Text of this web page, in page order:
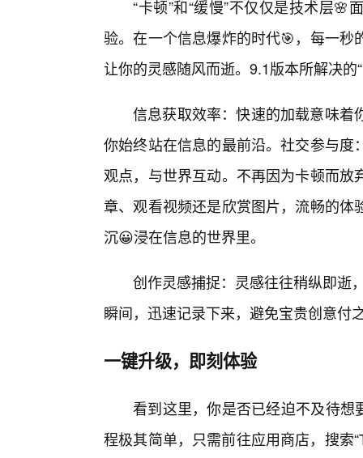
“卡顿”和“缓慢”不仅仅是技术层
验。在一个信息爆炸的时代🎯，每一
让你的灵感随风而逝。9.1版本所解决
信息获取效率：快速的加载意味着
你始终站在信息的最前沿。社交参与
观点，与世界互动。不再因为卡顿而
章、观看视频还是欣赏图片，流畅的
沉😀浸在信息的世界里。
创作灵感捕捉：灵感往往稍纵即逝
瞬间，迅速记录下来，避免宝贵创意付
一键升级，即刻体验
看到这里，你是否已经迫不及待想
程极其简单，只需前往应用商店，搜索